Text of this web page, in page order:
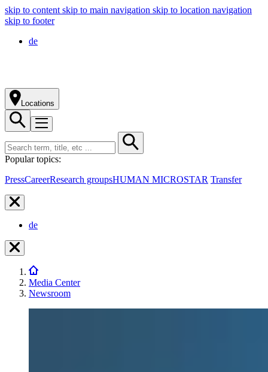
skip to content skip to main navigation skip to location navigation
skip to footer
de
Locations
Popular topics:
PressCareerResearch groupsHUMAN MICROSTAR Transfer
de
Media Center
Newsroom